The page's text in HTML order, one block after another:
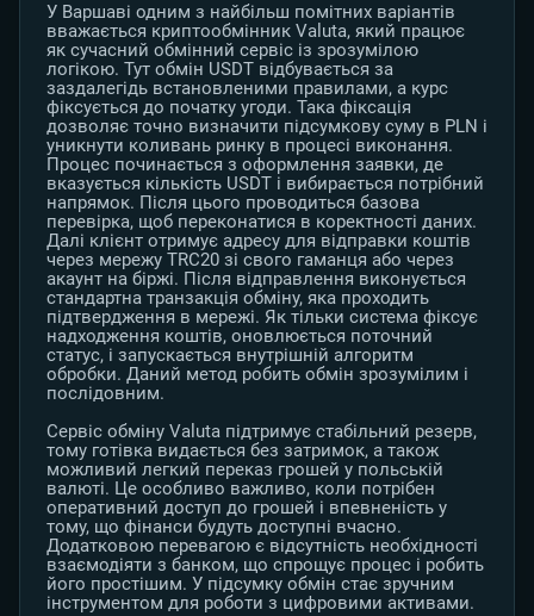
У Варшаві одним з найбільш помітних варіантів
вважається криптообмінник Valuta, який працює
як сучасний обмінний сервіс із зрозумілою
логікою. Тут обмін USDT відбувається за
заздалегідь встановленими правилами, а курс
фіксується до початку угоди. Така фіксація
дозволяє точно визначити підсумкову суму в PLN і
уникнути коливань ринку в процесі виконання.
Процес починається з оформлення заявки, де
вказується кількість USDT і вибирається потрібний
напрямок. Після цього проводиться базова
перевірка, щоб переконатися в коректності даних.
Далі клієнт отримує адресу для відправки коштів
через мережу TRC20 зі свого гаманця або через
акаунт на біржі. Після відправлення виконується
стандартна транзакція обміну, яка проходить
підтвердження в мережі. Як тільки система фіксує
надходження коштів, оновлюється поточний
статус, і запускається внутрішній алгоритм
обробки. Даний метод робить обмін зрозумілим і
послідовним.
Сервіс обміну Valuta підтримує стабільний резерв,
тому готівка видається без затримок, а також
можливий легкий переказ грошей у польській
валюті. Це особливо важливо, коли потрібен
оперативний доступ до грошей і впевненість у
тому, що фінанси будуть доступні вчасно.
Додатковою перевагою є відсутність необхідності
взаємодіяти з банком, що спрощує процес і робить
його простішим. У підсумку обмін стає зручним
інструментом для роботи з цифровими активами.